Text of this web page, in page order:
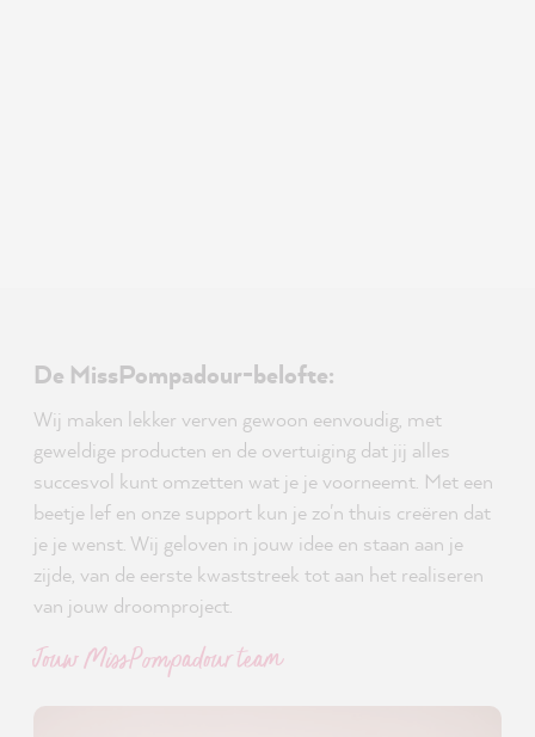
De MissPompadour-belofte:
Wij maken lekker verven gewoon eenvoudig, met
geweldige producten en de overtuiging dat jij alles
succesvol kunt omzetten wat je je voorneemt. Met een
beetje lef en onze support kun je zo'n thuis creëren dat
je je wenst. Wij geloven in jouw idee en staan aan je
zijde, van de eerste kwaststreek tot aan het realiseren
van jouw droomproject.
Jouw MissPompadour team